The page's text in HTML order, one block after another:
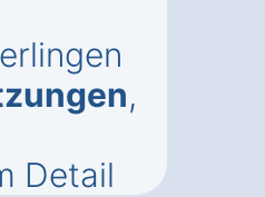
,
Detail